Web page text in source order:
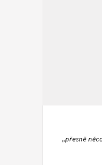
„přesně